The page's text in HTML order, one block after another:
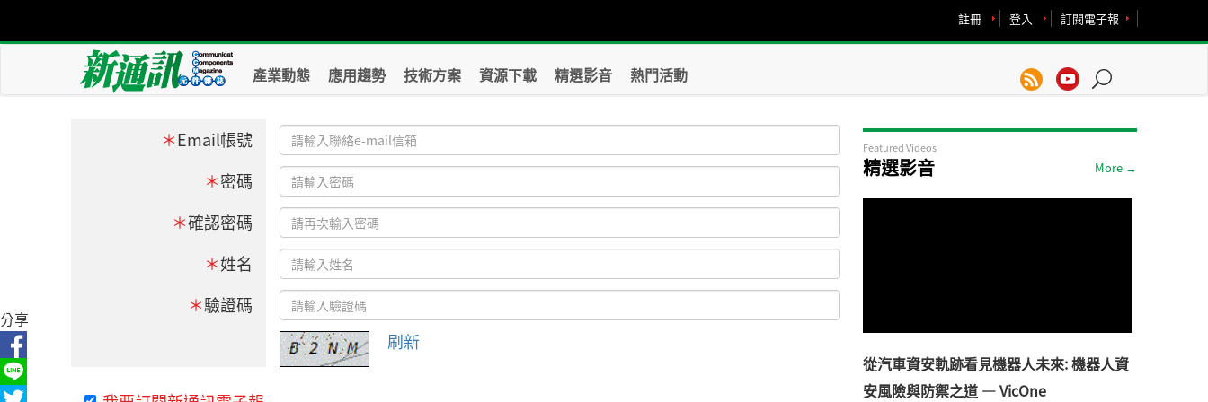
訂閱電子報
登入
註冊
產業動態 應用趨勢 技術方案 資源下載 精選影音 熱門活動
＊Email帳號
＊密碼
＊確認密碼
＊姓名
＊驗證碼
刷新
Featured Videos
精選影音 More →
從汽車資安軌跡看見機器人未來: 機器人資
安風險與防禦之道 — VicOne
分享